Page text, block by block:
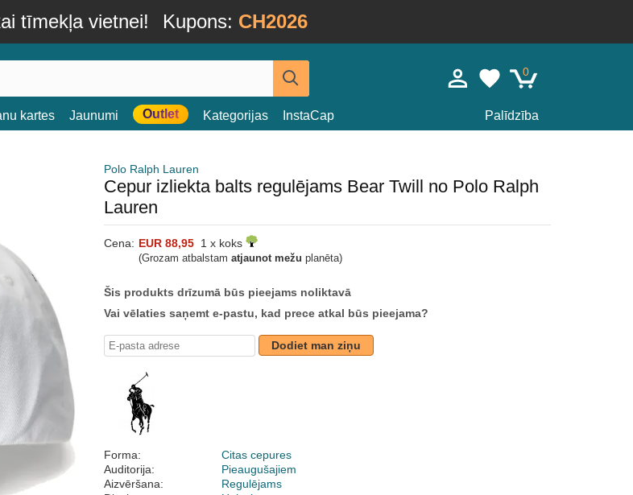
tīmekļa vietnei! Kupons: CH2026
0
kartes Jaunumi Outlet Kategorijas InstaCap Palīdzība
Polo Ralph Lauren
Cepur izliekta balts regulējams Bear Twill no Polo Ralph
Lauren
Cena: EUR 88,95 1 x koks
(Grozam atbalstam atjaunot mežu planēta)
Šis produkts drīzumā būs pieejams noliktavā
Vai vēlaties saņemt e-pastu, kad prece atkal būs pieejama?
Dodiet man ziņu
Forma:
Citas cepures
Auditorija:
Pieaugušajiem
Aizvēršana:
Regulējams